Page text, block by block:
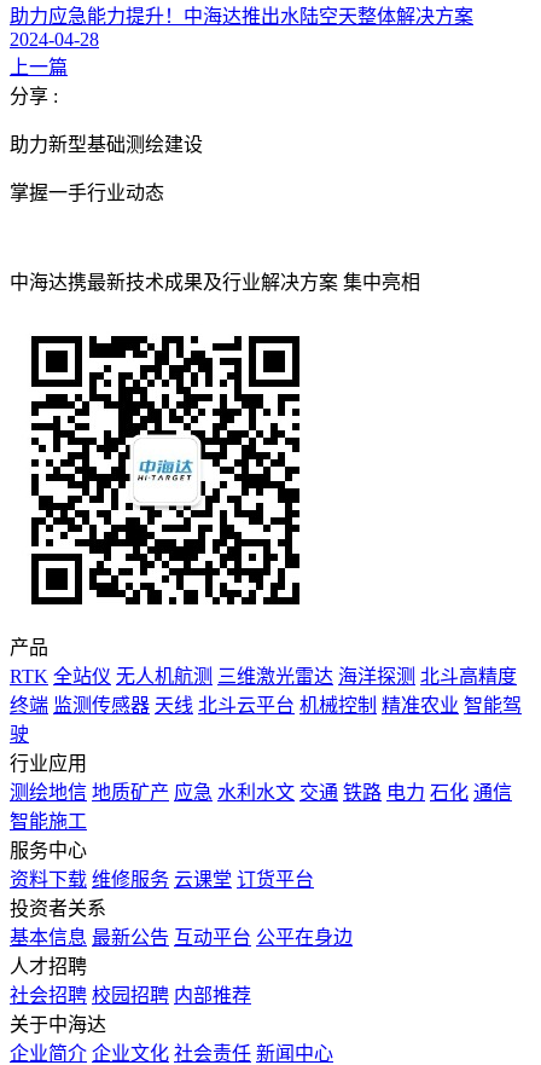
助力应急能力提升！中海达推出水陆空天整体解决方案
2024-04-28
上一篇
分享 :
助力新型基础测绘建设
掌握一手行业动态
中海达携最新技术成果及行业解决方案 集中亮相
产品
RTK 全站仪 无人机航测 三维激光雷达 海洋探测 北斗高精度
终端 监测传感器 天线 北斗云平台 机械控制 精准农业 智能驾
驶
行业应用
测绘地信 地质矿产 应急 水利水文 交通 铁路 电力 石化 通信
智能施工
服务中心
资料下载 维修服务 云课堂 订货平台
投资者关系
基本信息 最新公告 互动平台 公平在身边
人才招聘
社会招聘 校园招聘 内部推荐
关于中海达
企业简介 企业文化 社会责任 新闻中心